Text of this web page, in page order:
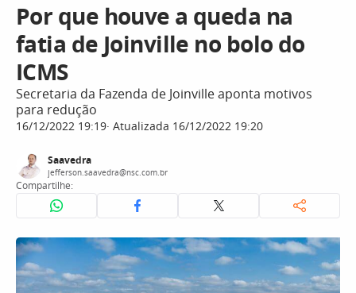
Por que houve a queda na
fatia de Joinville no bolo do
ICMS
Secretaria da Fazenda de Joinville aponta motivos
para redução
16/12/2022 19:19 Atualizada 16/12/2022 19:20
Saavedra
jefferson.saavedra@nsc.com.br
Compartilhe: